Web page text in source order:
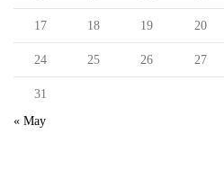
17 18 19 20
24 25 26 27
31
« May